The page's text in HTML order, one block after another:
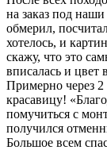
на заказ под
обмерил,
хотелось, и
скажу, что это
вписалась и цвет
Примерно через
красавицу!
помучиться с
получился
Большое всем